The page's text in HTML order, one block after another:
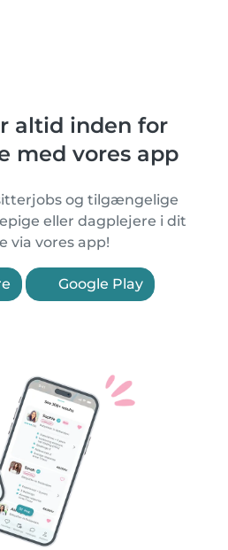
altid inden for
med vores app
og tilgængelige
eller dagplejere i dit
via vores app!
Google Play